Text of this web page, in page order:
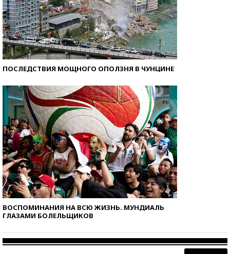
ПОСЛЕДСТВИЯ МОЩНОГО ОПОЛЗНЯ В ЧУНЦИНЕ
ВОСПОМИНАНИЯ НА ВСЮ ЖИЗНЬ. МУНДИАЛЬ
ГЛАЗАМИ БОЛЕЛЬЩИКОВ